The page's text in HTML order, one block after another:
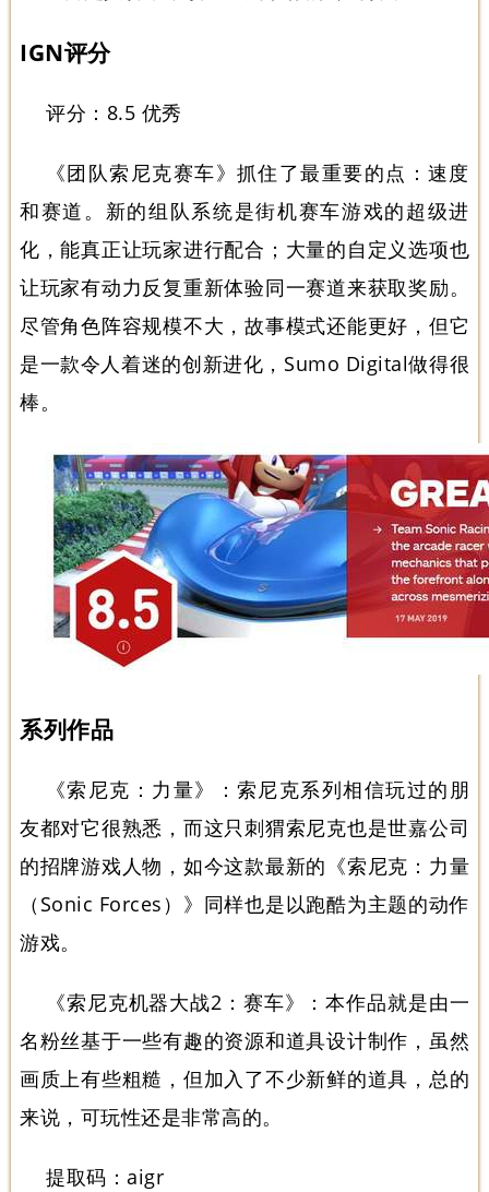
IGN评分
评分：8.5 优秀
《团队索尼克赛车》抓住了最重要的点：速度
和赛道。新的组队系统是街机赛车游戏的超级进
化，能真正让玩家进行配合；大量的自定义选项也
让玩家有动力反复重新体验同一赛道来获取奖励。
尽管角色阵容规模不大，故事模式还能更好，但它
是一款令人着迷的创新进化，Sumo Digital做得很
棒。
系列作品
《索尼克：力量》
：索尼克系列相信玩过的朋
友都对它很熟悉，而这只刺猬索尼克也是世嘉公司
的招牌游戏人物，如今这款最新的《索尼克：力量
（Sonic Forces）》同样也是以跑酷为主题的动作
游戏。
《索尼克机器大战2：赛车》
：本作品就是由一
名粉丝基于一些有趣的资源和道具设计制作，虽然
画质上有些粗糙，但加入了不少新鲜的道具，总的
来说，可玩性还是非常高的。
提取码：aigr